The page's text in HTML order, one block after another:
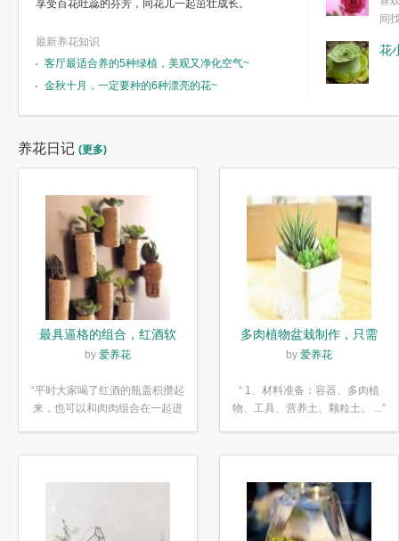
享受百花吐蕊的芬芳，同花儿一起茁壮成长。
最新养花知识
客厅最适合养的5种绿植，美观又净化空气~
金秋十月，一定要种的6种漂亮的花~
我们自己复杂
间
花
养花日记 (更多)
最具逼格的组合，红酒软
木塞diy多肉植物盆栽
by 爱养花
“平时大家喝了红酒的瓶盖积攒起
来，也可以和肉肉组合在一起进
多肉植物盆栽制作，只需
简单6步
by 爱养花
“ 1、材料准备：容器、多肉植
物、工具、营养土、颗粒土。 ...”